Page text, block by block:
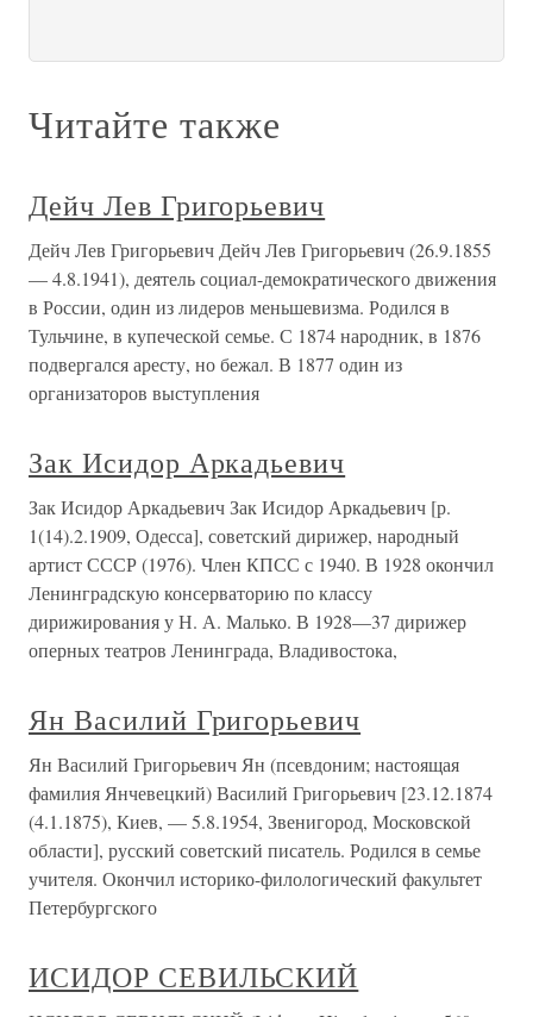
Читайте также
Дейч Лев Григорьевич
Дейч Лев Григорьевич Дейч Лев Григорьевич (26.9.1855
— 4.8.1941), деятель социал-демократического движения
в России, один из лидеров меньшевизма. Родился в
Тульчине, в купеческой семье. С 1874 народник, в 1876
подвергался аресту, но бежал. В 1877 один из
организаторов выступления
Зак Исидор Аркадьевич
Зак Исидор Аркадьевич Зак Исидор Аркадьевич [р.
1(14).2.1909, Одесса], советский дирижер, народный
артист СССР (1976). Член КПСС с 1940. В 1928 окончил
Ленинградскую консерваторию по классу
дирижирования у Н. А. Малько. В 1928—37 дирижер
оперных театров Ленинграда, Владивостока,
Ян Василий Григорьевич
Ян Василий Григорьевич Ян (псевдоним; настоящая
фамилия Янчевецкий) Василий Григорьевич [23.12.1874
(4.1.1875), Киев, — 5.8.1954, Звенигород, Московской
области], русский советский писатель. Родился в семье
учителя. Окончил историко-филологический факультет
Петербургского
ИСИДОР СЕВИЛЬСКИЙ